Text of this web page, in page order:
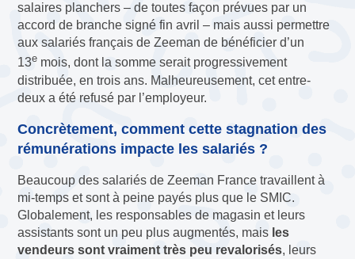
salaires planchers – de toutes façon prévues par un
accord de branche signé fin avril – mais aussi permettre
aux salariés français de Zeeman de bénéficier d’un
13e mois, dont la somme serait progressivement
distribuée, en trois ans. Malheureusement, cet entre-
deux a été refusé par l’employeur.
Concrètement, comment cette stagnation des
rémunérations impacte les salariés ?
Beaucoup des salariés de Zeeman France travaillent à
mi-temps et sont à peine payés plus que le SMIC.
Globalement, les responsables de magasin et leurs
assistants sont un peu plus augmentés, mais les
vendeurs sont vraiment très peu revalorisés, leurs